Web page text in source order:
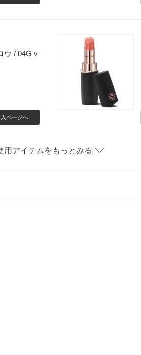
ウ / 04G v
ページへ
用アイテムをもっとみる